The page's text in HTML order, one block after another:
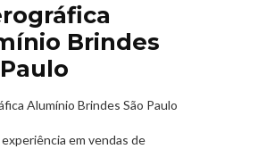
Brindes
Alumínio Brindes São Paulo
em vendas de